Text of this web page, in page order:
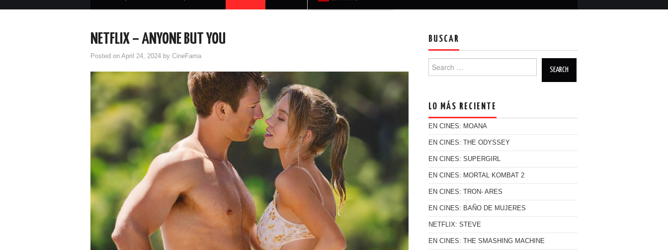
NETFLIX – ANYONE BUT YOU
Posted on April 24, 2024 by CineFama
BUSCAR
Search for:
LO MÁS RECIENTE
EN CINES: MOANA
EN CINES: THE ODYSSEY
EN CINES: SUPERGIRL
EN CINES: MORTAL KOMBAT 2
EN CINES: TRON- ARES
EN CINES: BAÑO DE MUJERES
NETFLIX: STEVE
EN CINES: THE SMASHING MACHINE